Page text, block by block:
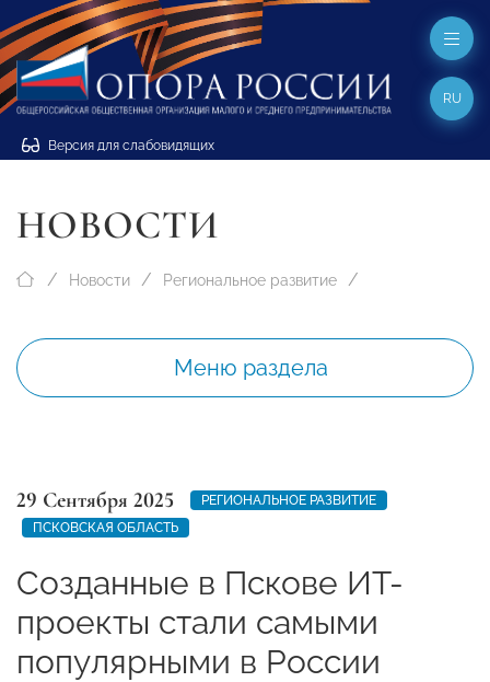
Версия для слабовидящих
RU
НОВОСТИ
Новости Региональное развитие
Меню раздела
29 Сентября 2025
РЕГИОНАЛЬНОЕ РАЗВИТИЕ
ПСКОВСКАЯ ОБЛАСТЬ
Созданные в Пскове ИТ-
проекты стали самыми
популярными в России